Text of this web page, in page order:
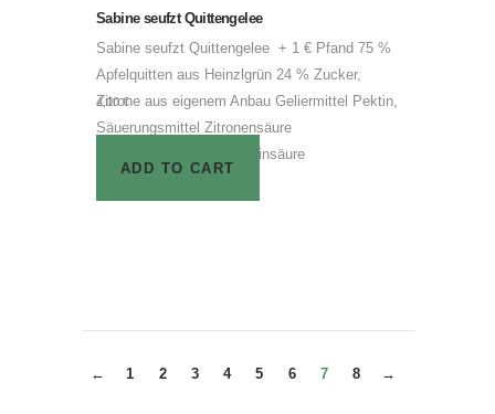
Sabine seufzt Quittengelee
Sabine seufzt Quittengelee + 1 € Pfand 75 %
Apfelquitten aus Heinzlgrün 24 % Zucker,
Zitrone aus eigenem Anbau Geliermittel Pektin,
Säuerungsmittel Zitronensäure
Konservierungsstoff Sorbinsäure
4,00€
ADD TO CART
← 1 2 3 4 5 6 7 8 →